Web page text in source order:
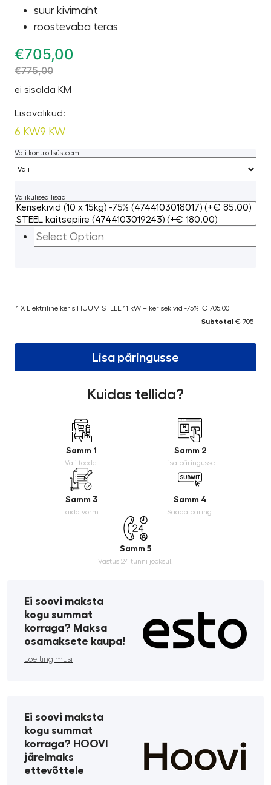
suur kivimaht
roostevaba teras
€705,00
€775,00
ei sisalda KM
Lisavalikud:
6 KW9 KW
Vali kontrollsüsteem
Valikulised lisad
1 X Elektriline keris HUUM STEEL 11 kW + kerisekivid -75% € 705.00
Subtotal€ 705
Lisa päringusse
Kuidas tellida?
Samm 1
Vali toode.
Samm 2
Lisa päringusse.
Samm 3
Täida vorm.
Samm 4
Saada päring.
Samm 5
Vastus 24 tunni jooksul.
Ei soovi maksta
kogu summat
korraga? Maksa
osamaksete kaupa!
Loe tingimusi
Ei soovi maksta
kogu summat
korraga? HOOVI
järelmaks
ettevõttele